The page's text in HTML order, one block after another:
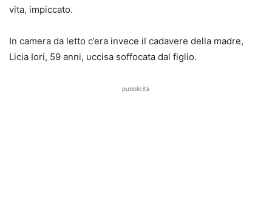
vita, impiccato.
In camera da letto c’era invece il cadavere della madre,
Licia Iori, 59 anni, uccisa soffocata dal figlio.
pubblicità